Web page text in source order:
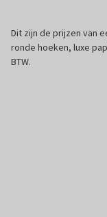
Dit zijn de prijzen van
ronde hoeken, luxe
BTW.